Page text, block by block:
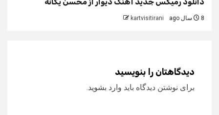
8 سال ago kartvisitirani
دیدگاهتان را بنویسید
برای نوشتن دیدگاه باید وارد بشوید.